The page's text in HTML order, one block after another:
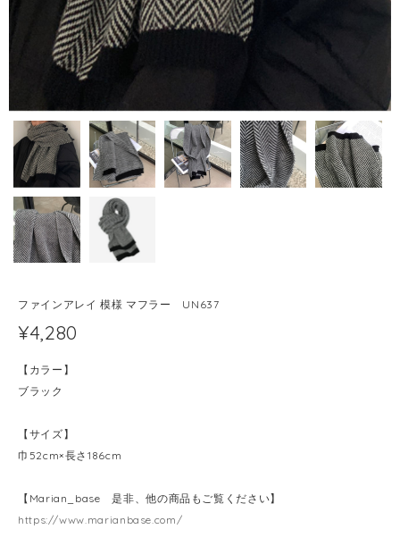
ファインアレイ 模様 マフラー UN637
¥4,280
【カラー】
ブラック
【サイズ】
巾52cm×長さ186cm
【Marian_base 是非、他の商品もご覧ください】
https://www.marianbase.com/